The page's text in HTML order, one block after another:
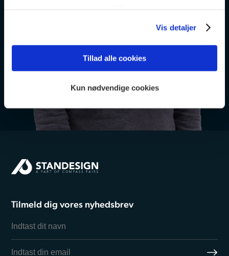
"Cookiedeklaration", eller ved at trykke på "Privacy
annoncer, til at vise dig funktioner til sociale medier og til
at analysere vores trafik. Vi deler også oplysninger om
analysepartnere. Vores partnere kan kombinere disse
Vis detaljer
Tillad alle cookies
Kun nødvendige cookies
Tilmeld dig vores nyhedsbrev